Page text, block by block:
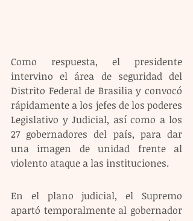
Como respuesta, el presidente
intervino el área de seguridad del
Distrito Federal de Brasilia y convocó
rápidamente a los jefes de los poderes
Legislativo y Judicial, así como a los
27 gobernadores del país, para dar
una imagen de unidad frente al
violento ataque a las instituciones.
En el plano judicial, el Supremo
apartó temporalmente al gobernador